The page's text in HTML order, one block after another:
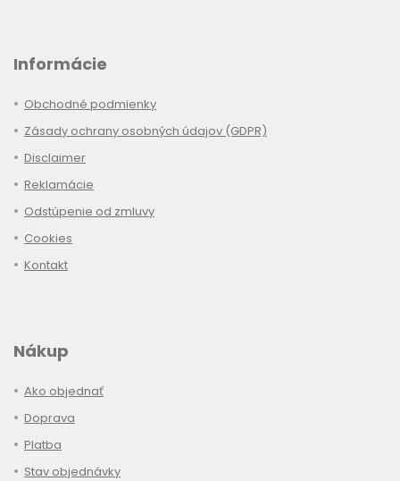
Informácie
Obchodné podmienky
Zásady ochrany osobných údajov (GDPR)
Disclaimer
Reklamácie
Odstúpenie od zmluvy
Cookies
Kontakt
Nákup
Ako objednať
Doprava
Platba
Stav objednávky